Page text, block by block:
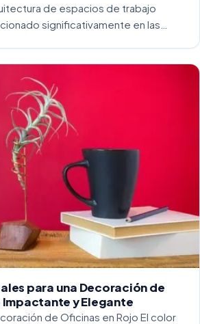
de espacios de trabajo
significativamente en las
para una Decoración de
Impactante y Elegante
de Oficinas en Rojo El color